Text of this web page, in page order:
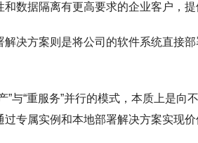
和数据隔离有更高要求的企业客户，
解决方案则是将公司的软件系统直接
”与“重服务”并行的模式，本质上是
过专属实例和本地部署解决方案实现价